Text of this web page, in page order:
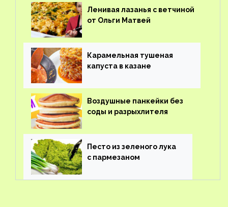
Ленивая лазанья с ветчиной
от Ольги Матвей
Карамельная тушеная
капуста в казане
Воздушные панкейки без
соды и разрыхлителя
Песто из зеленого лука
с пармезаном